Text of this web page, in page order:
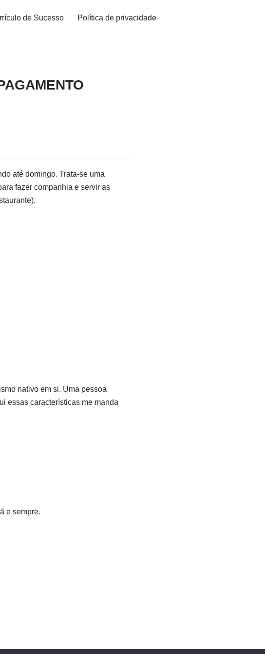
de Sucesso
Política de privacidade
até domingo. Trata-se uma
fazer companhia e servir as
nativo em si. Uma pessoa
essas características me manda
e sempre.